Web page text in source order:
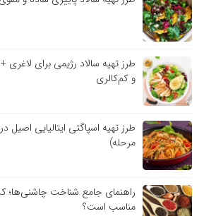
طرز تهیه سالاد رژیمی برای
و کم‌کالری
مرحله)
راهنمای جامع شناخت چاشنی‌ها؛
مناسب است؟